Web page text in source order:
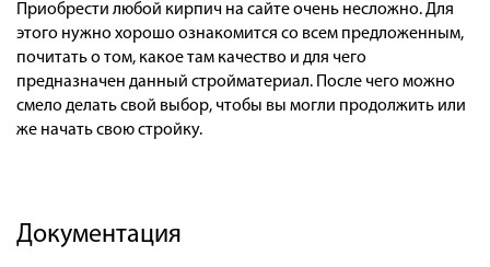
Приобрести любой кирпич на сайте очень несложно. Для
этого нужно хорошо ознакомится со всем предложенным,
почитать о том, какое там качество и для чего
предназначен данный стройматериал. После чего можно
смело делать свой выбор, чтобы вы могли продолжить или
же начать свою стройку.
Документация